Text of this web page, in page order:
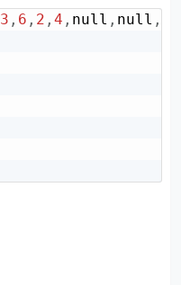
3 , 6 , 2 , 4 , null , null ,